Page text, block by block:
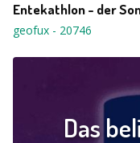
Entekathlon - der
geofux - 20746
Das